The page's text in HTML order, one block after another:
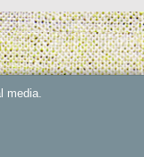
media.